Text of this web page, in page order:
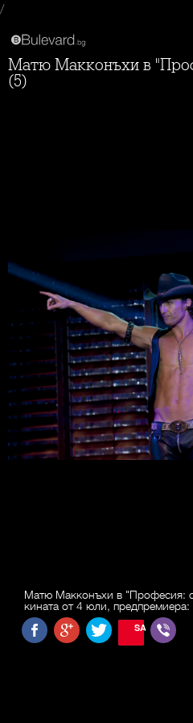
/
Матю Макконъхи в "Професия: стриптийзьор"
(5)
Матю Макконъхи в "Професия:
кината от 4 юли,
SAVE